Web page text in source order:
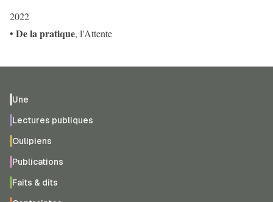
2022
• De la pratique, l'Attente
Une
Lectures publiques
Oulipiens
Publications
Faits & dits